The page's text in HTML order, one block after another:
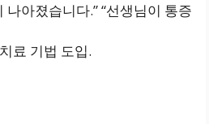
아졌습니다.” “선생님이 통증
료 기법 도입.